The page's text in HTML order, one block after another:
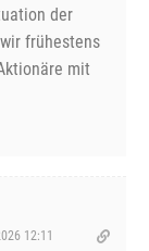
der
frühestens
mit
12:11